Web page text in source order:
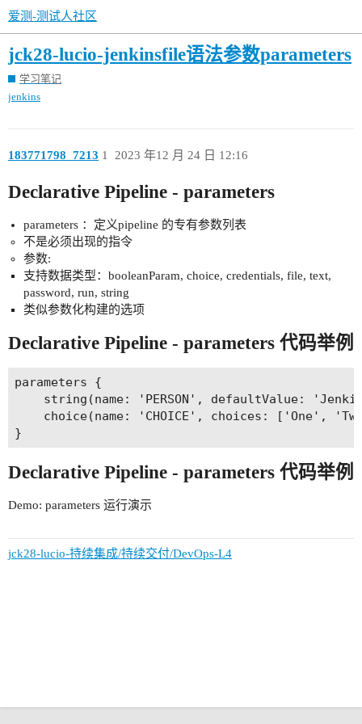
爱测-测试人社区
jck28-lucio-jenkinsfile语法参数parameters
学习笔记
jenkins
183771798_7213 2023 年12 月 24 日 12:16
1
Declarative Pipeline - parameters
parameters ：定义pipeline 的专有参数列表
不是必须出现的指令
参数:
支持数据类型：booleanParam, choice, credentials, file, text,
password, run, string
类似参数化构建的选项
Declarative Pipeline - parameters 代码举例
parameters {
string(name: 'PERSON', defaultValue:
choice(name: 'CHOICE', choices: ['One',
Declarative Pipeline - parameters 代码举例
Demo: parameters 运行演示
jck28-lucio-持续集成/持续交付/DevOps-L4